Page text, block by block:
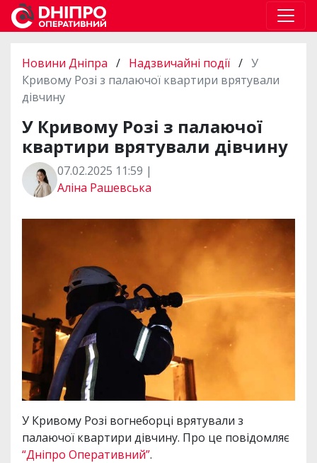
Новини Дніпра / Надзвичайні події / У
Кривому Розі з палаючої квартири врятували
дівчину
У Кривому Розі з палаючої
квартири врятували дівчину
07.02.2025 11:59 |
Аліна Рашевська
У Кривому Розі вогнеборці врятували з
палаючої квартири дівчину. Про це повідомляє
“Дніпро Оперативний”.